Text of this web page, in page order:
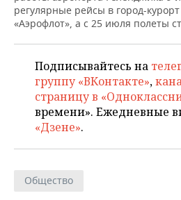
регулярные рейсы в город-
«Аэрофлот», а с 25 июля полеты
Подписывайтесь на
группу «ВКонтакте»,
страницу в
времени». Ежедневные
«Дзене».
Общество